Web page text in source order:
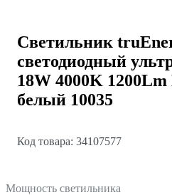
Светильник
светодиодный
18W 4000K
белый 10035
Код товара: 34107577
Мощность светильника